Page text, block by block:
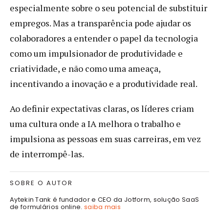
especialmente sobre o seu potencial de substituir
empregos. Mas a transparência pode ajudar os
colaboradores a entender o papel da tecnologia
como um impulsionador de produtividade e
criatividade, e não como uma ameaça,
incentivando a inovação e a produtividade real.
Ao definir expectativas claras, os líderes criam
uma cultura onde a IA melhora o trabalho e
impulsiona as pessoas em suas carreiras, em vez
de interrompê-las.
SOBRE O AUTOR
Aytekin Tank é fundador e CEO da Jotform, solução SaaS
de formulários online. saiba mais